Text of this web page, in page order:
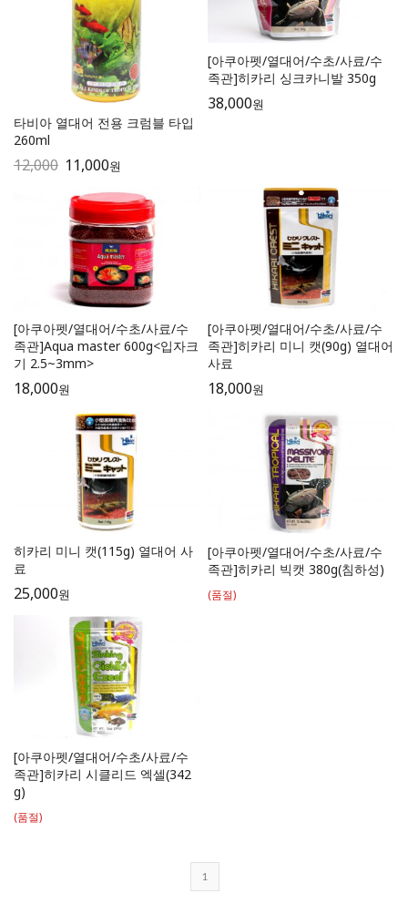
타비아 열대어 전용 크럼블 타입
260ml
12,000 11,000원
[아쿠아펫/열대어/수초/사료/수
족관]히카리 싱크카니발 350g
38,000원
[아쿠아펫/열대어/수초/사료/수
족관]Aqua master 600g<입자크
기 2.5~3mm>
18,000원
[아쿠아펫/열대어/수초/사료/수
족관]히카리 미니 캣(90g) 열대어
사료
18,000원
히카리 미니 캣(115g) 열대어 사
료
25,000원
[아쿠아펫/열대어/수초/사료/수
족관]히카리 빅캣 380g(침하성)
(품절)
[아쿠아펫/열대어/수초/사료/수
족관]히카리 시클리드 엑셀(342
g)
(품절)
1